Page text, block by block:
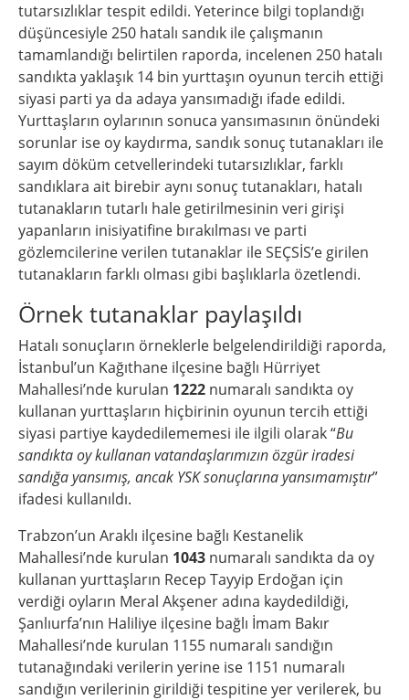
tutarsızlıklar tespit edildi. Yeterince bilgi toplandığı
düşüncesiyle 250 hatalı sandık ile çalışmanın
tamamlandığı belirtilen raporda, incelenen 250 hatalı
sandıkta yaklaşık 14 bin yurttaşın oyunun tercih ettiği
siyasi parti ya da adaya yansımadığı ifade edildi.
Yurttaşların oylarının sonuca yansımasının önündeki
sorunlar ise oy kaydırma, sandık sonuç tutanakları ile
sayım döküm cetvellerindeki tutarsızlıklar, farklı
sandıklara ait birebir aynı sonuç tutanakları, hatalı
tutanakların tutarlı hale getirilmesinin veri girişi
yapanların inisiyatifine bırakılması ve parti
gözlemcilerine verilen tutanaklar ile SEÇSİS’e girilen
tutanakların farklı olması gibi başlıklarla özetlendi.
Örnek tutanaklar paylaşıldı
Hatalı sonuçların örneklerle belgelendirildiği raporda,
İstanbul’un Kağıthane ilçesine bağlı Hürriyet
Mahallesi’nde kurulan 1222 numaralı sandıkta oy
kullanan yurttaşların hiçbirinin oyunun tercih ettiği
siyasi partiye kaydedilememesi ile ilgili olarak “Bu
sandıkta oy kullanan vatandaşlarımızın özgür iradesi
sandığa yansımış, ancak YSK sonuçlarına yansımamıştır”
ifadesi kullanıldı.
Trabzon’un Araklı ilçesine bağlı Kestanelik
Mahallesi’nde kurulan 1043 numaralı sandıkta da oy
kullanan yurttaşların Recep Tayyip Erdoğan için
verdiği oyların Meral Akşener adına kaydedildiği,
Şanlıurfa’nın Haliliye ilçesine bağlı İmam Bakır
Mahallesi’nde kurulan 1155 numaralı sandığın
tutanağındaki verilerin yerine ise 1151 numaralı
sandığın verilerinin girildiği tespitine yer verilerek, bu